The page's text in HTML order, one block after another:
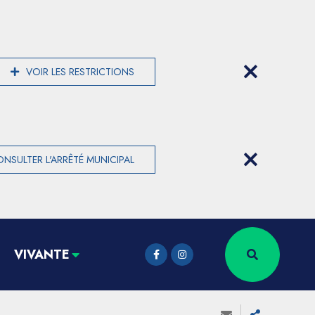
VOIR LES RESTRICTIONS
L'ARRÊTÉ MUNICIPAL
VIVANTE